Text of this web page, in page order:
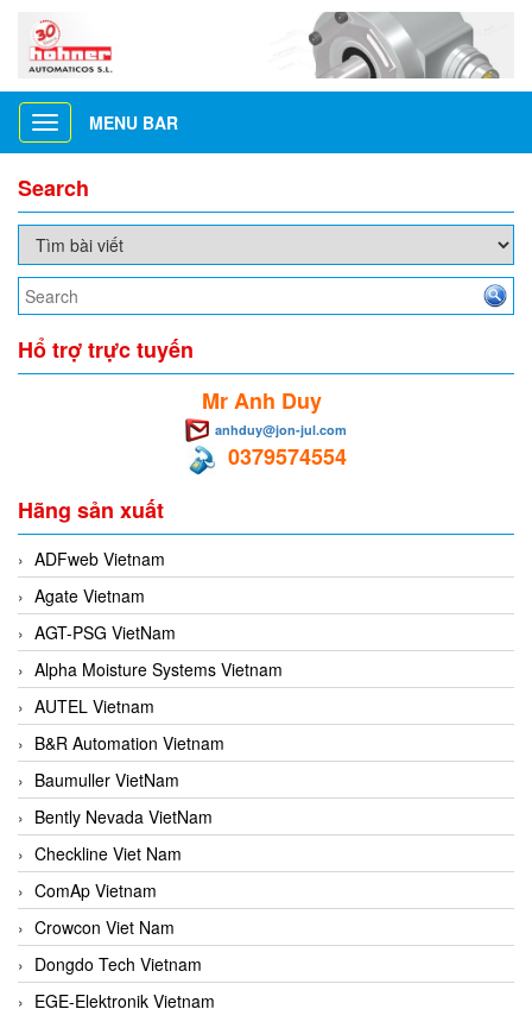
Toggle
navigation
MENU BAR
Search
Hổ trợ trực tuyến
Mr Anh Duy
anhduy@jon-jul.com
0379574554
Hãng sản xuất
ADFweb Vietnam
Agate Vietnam
AGT-PSG VietNam
Alpha Moisture Systems Vietnam
AUTEL Vietnam
B&R Automation Vietnam
Baumuller VietNam
Bently Nevada VietNam
Checkline Viet Nam
ComAp Vietnam
Crowcon Viet Nam
Dongdo Tech Vietnam
EGE-Elektronik Vietnam